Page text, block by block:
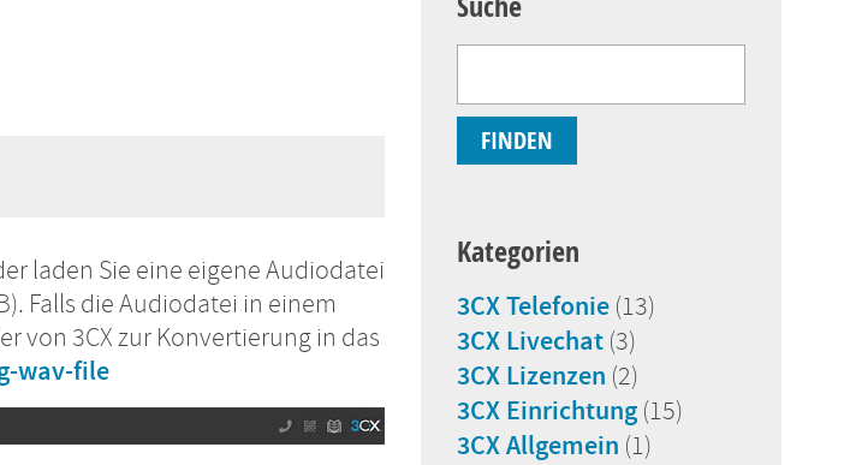
laden Sie eine eigene Audiodatei
Falls die Audiodatei in einem
von 3CX zur Konvertierung in das
wav-file
Kategorien
3CX Telefonie (13)
3CX Livechat (3)
3CX Lizenzen (2)
3CX Einrichtung (15)
3CX Allgemein (1)